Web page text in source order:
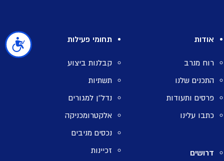
נגישות
אודות
רוח מנרב
התכנים שלנו
פרסים ותעודות
כתבו עלינו
דרושים
תחומי פעילות
קבלנות ביצוע
תשתיות
נדל”ן למגורים
אלקטרומכניקה
נכסים מניבים
זכיינות